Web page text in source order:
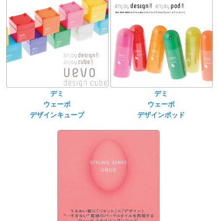
デミ
ウェーボ
デザインキューブ
デミ
ウェーボ
デザインポッド